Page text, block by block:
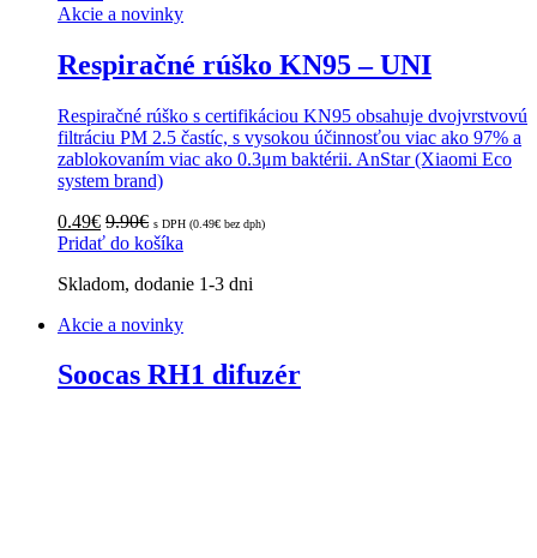
Akcie a novinky
Respiračné rúško KN95 – UNI
Respiračné rúško s certifikáciou KN95 obsahuje dvojvrstvovú
filtráciu PM 2.5 častíc, s vysokou účinnosťou viac ako 97% a
zablokovaním viac ako 0.3μm baktérii. AnStar (Xiaomi Eco
system brand)
0.49€ 9.90€ s DPH (0.49€ bez dph)
Pridať do košíka
Skladom, dodanie 1-3 dni
Akcie a novinky
Soocas RH1 difuzér